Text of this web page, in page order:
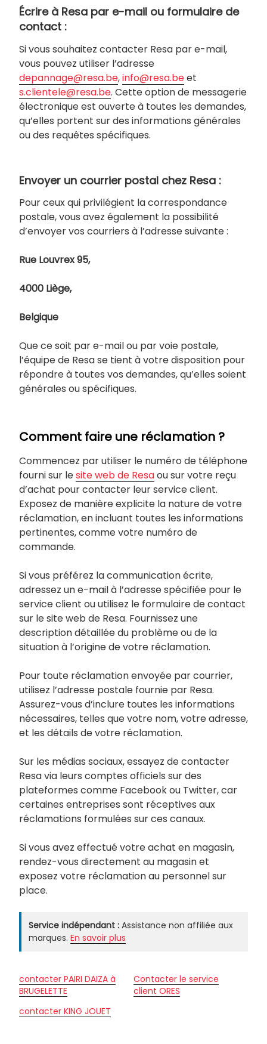
Écrire à Resa par e-mail ou formulaire de
contact :
Si vous souhaitez contacter Resa par e-mail,
vous pouvez utiliser l’adresse
depannage@resa.be,info@resa.beet
s.clientele@resa.be. Cette option de messagerie
électronique est ouverte à toutes les demandes,
qu’elles portent sur des informations générales
ou des requêtes spécifiques.
Envoyer un courrier postal chez Resa :
Pour ceux qui privilégient la correspondance
postale, vous avez également la possibilité
d’envoyer vos courriers à l’adresse suivante :
Rue Louvrex 95,
4000 Liège,
Belgique
Que ce soit par e-mail ou par voie postale,
l’équipe de Resa se tient à votre disposition pour
répondre à toutes vos demandes, qu’elles soient
générales ou spécifiques.
Comment faire une réclamation ?
Commencez par utiliser le numéro de téléphone
fourni sur lesite web de Resaou sur votre reçu
d’achat pour contacter leur service client.
Exposez de manière explicite la nature de votre
réclamation, en incluant toutes les informations
pertinentes, comme votre numéro de
commande.
Si vous préférez la communication écrite,
adressez un e-mail à l’adresse spécifiée pour le
service client ou utilisez le formulaire de contact
sur le site web de Resa. Fournissez une
description détaillée du problème ou de la
situation à l’origine de votre réclamation.
Pour toute réclamation envoyée par courrier,
utilisez l’adresse postale fournie par Resa.
Assurez-vous d’inclure toutes les informations
nécessaires, telles que votre nom, votre adresse,
et les détails de votre réclamation.
Sur les médias sociaux, essayez de contacter
Resa via leurs comptes officiels sur des
plateformes comme Facebook ou Twitter, car
certaines entreprises sont réceptives aux
réclamations formulées sur ces canaux.
Si vous avez effectué votre achat en magasin,
rendez-vous directement au magasin et
exposez votre réclamation au personnel sur
place.
Service indépendant : Assistance non affiliée aux
marques. En savoir plus
contacter PAIRI DAIZA à
BRUGELETTE
Contacter le service
client ORES
contacter KING JOUET